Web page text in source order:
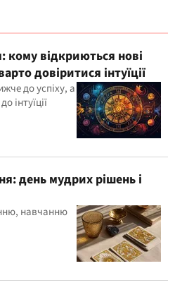
кому відкриються нові
довіритися інтуїції
до успіху, а
інтуїції
день мудрих рішень і
навчанню